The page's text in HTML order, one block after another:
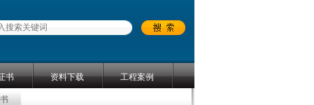
书 资料下载 工程案例